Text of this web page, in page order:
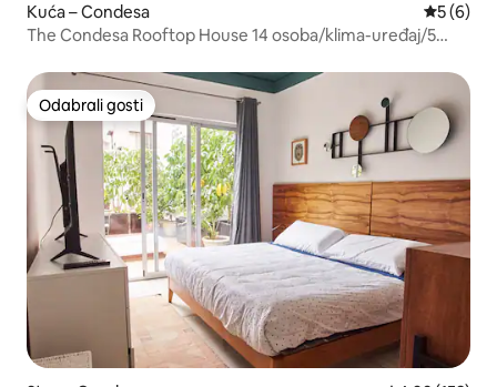
Kuća – Condesa
5 (6)
The Condesa Rooftop House 14 osoba/klima-uređaj/5
Odabrali gosti
Odabrali gosti